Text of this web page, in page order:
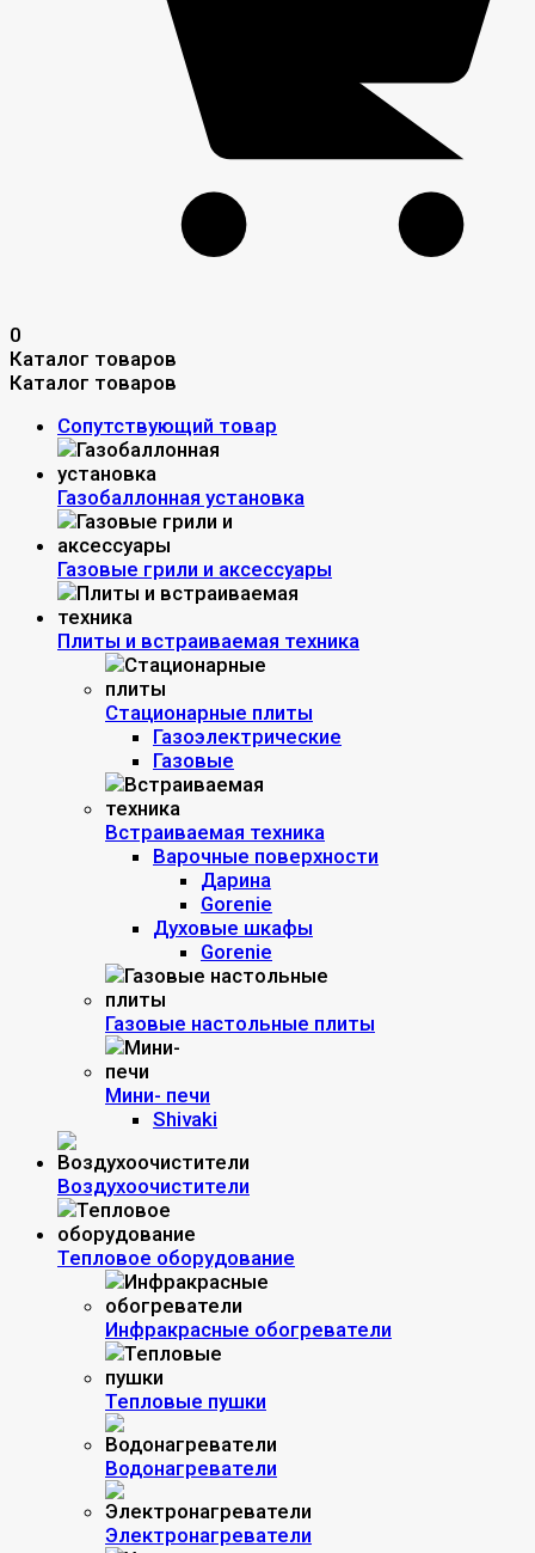
0
Каталог товаров
Каталог товаров
Сопутствующий товар
Газобаллонная установка
Газовые грили и аксессуары
Плиты и встраиваемая техника
Стационарные плиты
Газоэлектрические
Газовые
Встраиваемая техника
Варочные поверхности
Дарина
Gorenie
Духовые шкафы
Gorenie
Газовые настольные плиты
Мини- печи
Shivaki
Воздухоочистители
Тепловое оборудование
Инфракрасные обогреватели
Тепловые пушки
Водонагреватели
Электронагреватели